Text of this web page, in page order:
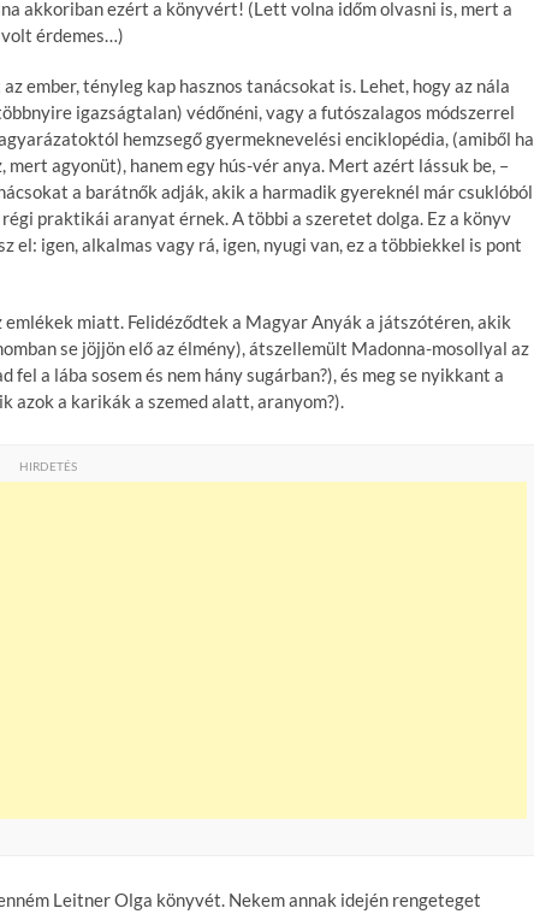
akkoriban ezért a könyvért! (Lett volna időm olvasni is, mert a
érdemes…)
ember, tényleg kap hasznos tanácsokat is. Lehet, hogy az nála
igazságtalan) védőnéni, vagy a futószalagos módszerrel
hemzsegő gyermeknevelési enciklopédia, (amiből ha
agyonüt), hanem egy hús-vér anya. Mert azért lássuk be, –
a barátnők adják, akik a harmadik gyereknél már csuklóból
praktikái aranyat érnek. A többi a szeretet dolga. Ez a könyv
igen, alkalmas vagy rá, igen, nyugi van, ez a többiekkel is pont
miatt. Felidéződtek a Magyar Anyák a játszótéren, akik
se jöjjön elő az élmény), átszellemült Madonna-mosollyal az
a lába sosem és nem hány sugárban?), és meg se nyikkant a
azok a karikák a szemed alatt, aranyom?).
HIRDETÉS
Leitner Olga könyvét. Nekem annak idején rengeteget